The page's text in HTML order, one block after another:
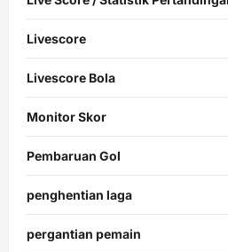
Livescore
Livescore Bola
Monitor Skor
Pembaruan Gol
penghentian laga
pergantian pemain